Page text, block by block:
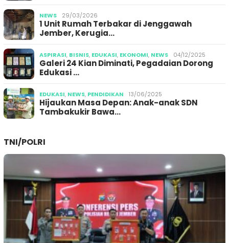
NEWS 29/03/2026
1 Unit Rumah Terbakar di Jenggawah
Jember, Kerugia…
ASPIRASI, BISNIS, EDUKASI, EKONOMI, NEWS 04/12/2025
Galeri 24 Kian Diminati, Pegadaian Dorong
Edukasi …
EDUKASI, NEWS, PENDIDIKAN 13/06/2025
Hijaukan Masa Depan: Anak-anak SDN
Tambakukir Bawa…
TNI/POLRI